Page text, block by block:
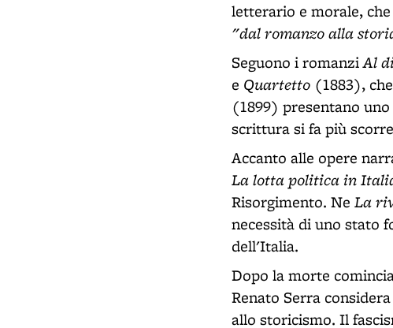
letterario e morale,
"dal romanzo alla
Seguono i romanziAl
e Quartetto (1883),
(1899) presentano
scrittura si fa più
Accanto alle opere
La lotta politica in
Risorgimento. Ne La
necessità di uno stato
dell'Italia.
Dopo la morte
Renato Serra
allo storicismo. Il